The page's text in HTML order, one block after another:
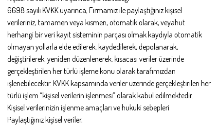
6698 sayılı KVKK uyarınca, Firmamız ile paylaştığınız kişisel
verileriniz, tamamen veya kısmen, otomatik olarak, veyahut
herhangi bir veri kayıt sisteminin parçası olmak kaydıyla otomatik
olmayan yollarla elde edilerek, kaydedilerek, depolanarak,
değiştirilerek, yeniden düzenlenerek, kısacası veriler üzerinde
gerçekleştirilen her türlü işleme konu olarak tarafımızdan
işlenebilecektir. KVKK kapsamında veriler üzerinde gerçekleştirilen her
türlü işlem “kişisel verilerin işlenmesi” olarak kabul edilmektedir.
Kişisel verilerinizin işlenme amaçları ve hukuki sebepleri
Paylaştığınız kişisel veriler,